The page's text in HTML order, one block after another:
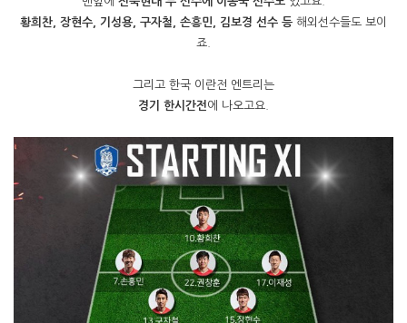
황희찬, 장현수, 기성용, 구자철, 손흥민, 김보경 선수 등 해외선수들도 보이
죠.
그리고 한국 이란전 엔트리는
경기 한시간전에 나오고요.